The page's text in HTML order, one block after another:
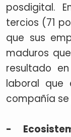
posdigital.
tercios (71
que sus
maduros
resultado
laboral que
compañía
-